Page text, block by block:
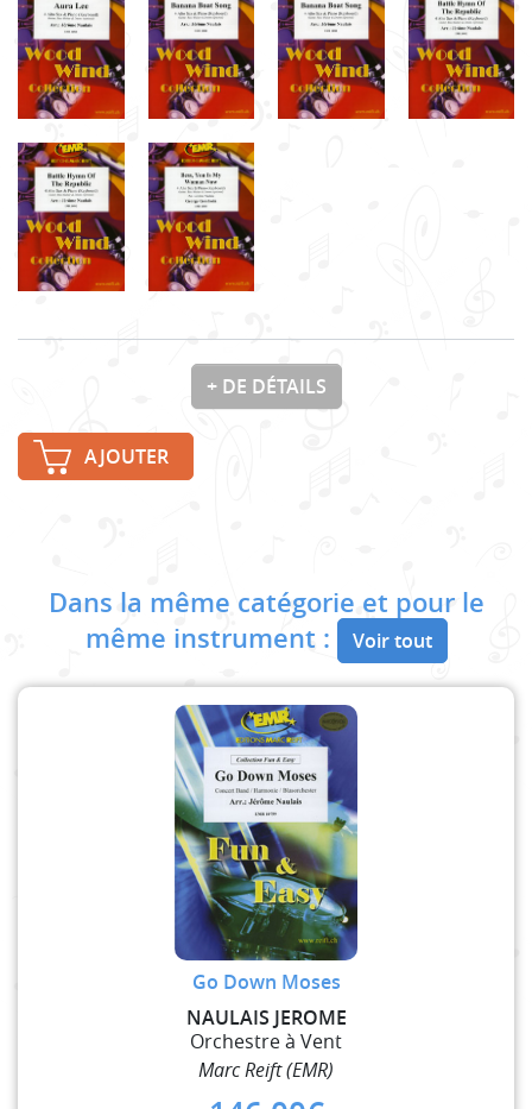
+ DE DÉTAILS
AJOUTER
Dans la même catégorie et pour le
même instrument :
Voir tout
Go Down Moses
NAULAIS JEROME
Orchestre à Vent
Marc Reift (EMR)